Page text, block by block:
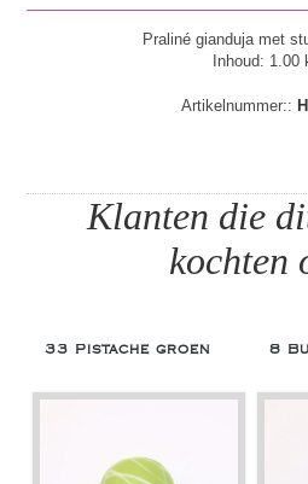
Praliné gianduja met
Inhoud: 1.00
Artikelnummer::
Klanten die
kochten
33 Pistache groen 8